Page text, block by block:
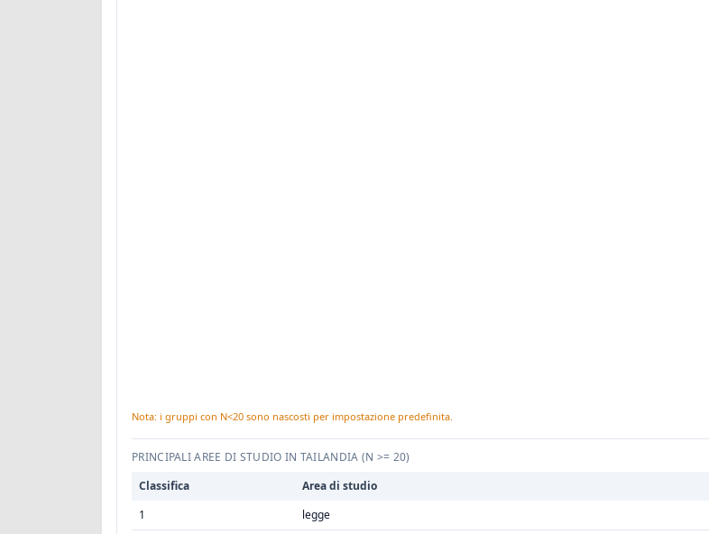
Nota: i gruppi con N<20 sono nascosti per impostazione predefinita.
PRINCIPALI AREE DI STUDIO IN TAILANDIA (N >= 20)
Classifica
Area di studio
1
legge